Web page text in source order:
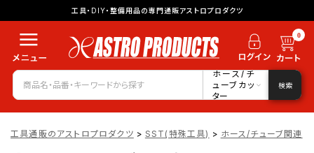
工具・DIY・整備用品の専門通販アストロプロダクツ
0
ホース/チ
ューブカッ
ター
検索
工具通販のアストロプロダクツ > SST(特殊工具) > ホース/チューブ関連